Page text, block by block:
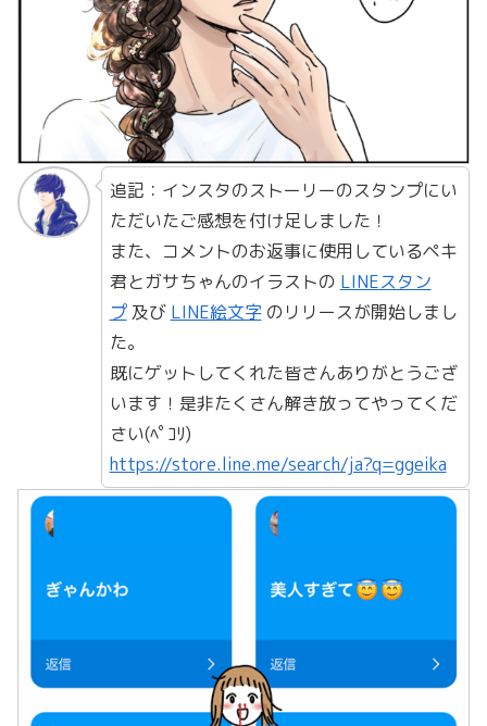
追記：インスタのストーリーのスタンプにい
ただいたご感想を付け足しました！
また、コメントのお返事に使用しているペキ
君とガサちゃんのイラストの LINEスタン
プ及び LINE絵文字のリリースが開始しまし
た。
既にゲットしてくれた皆さんありがとうござ
います！是非たくさん解き放ってやってくだ
さい(ﾍﾟｺﾘ)
https://store.line.me/search/ja?q=ggeika